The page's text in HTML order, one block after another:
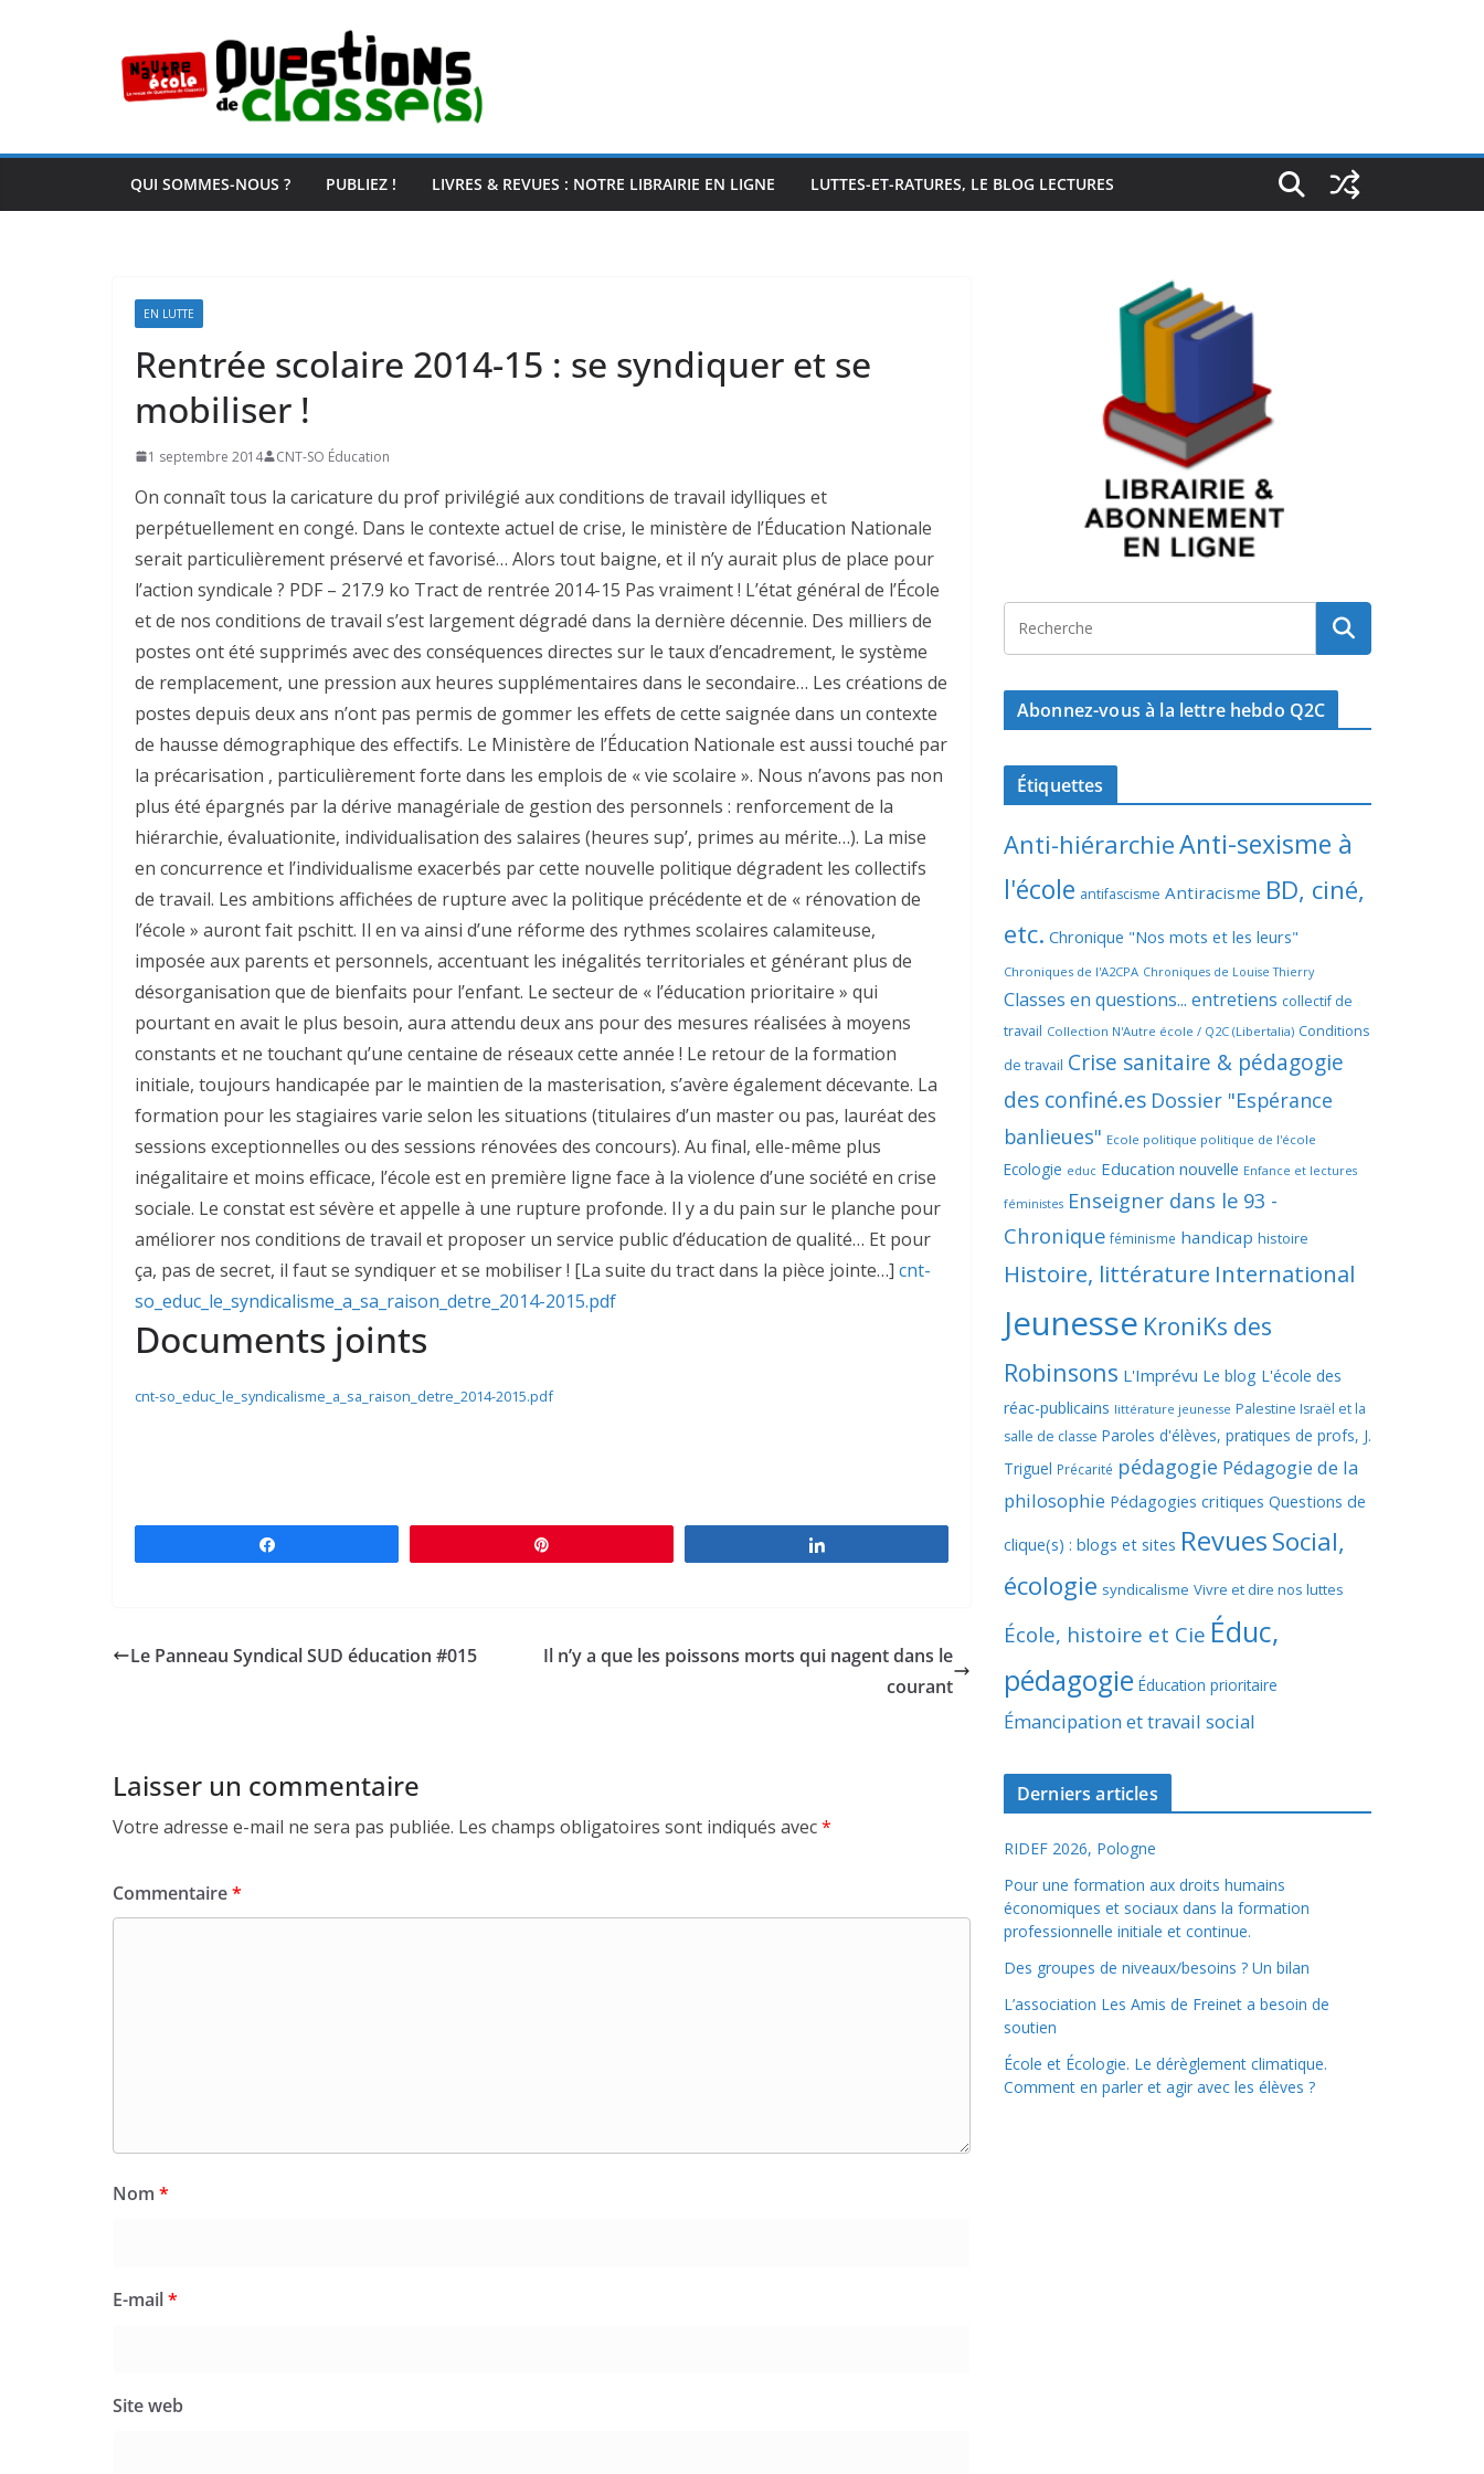
QUI SOMMES-NOUS ? PUBLIEZ ! LIVRES & REVUES : NOTRE LIBRAIRIE EN LIGNE LUTTES-ET-RATURES, LE BLOG LECTURES
EN LUTTE
Rentrée scolaire 2014-15 : se syndiquer et se
mobiliser !
1 septembre 2014 CNT-SO Éducation
On connaît tous la caricature du prof privilégié aux conditions de travail idylliques et
perpétuellement en congé. Dans le contexte actuel de crise, le ministère de l’Éducation Nationale
serait particulièrement préservé et favorisé… Alors tout baigne, et il n’y aurait plus de place pour
l’action syndicale ? PDF – 217.9 ko Tract de rentrée 2014-15 Pas vraiment ! L’état général de l’École
et de nos conditions de travail s’est largement dégradé dans la dernière décennie. Des milliers de
postes ont été supprimés avec des conséquences directes sur le taux d’encadrement, le système
de remplacement, une pression aux heures supplémentaires dans le secondaire… Les créations de
postes depuis deux ans n’ont pas permis de gommer les effets de cette saignée dans un contexte
de hausse démographique des effectifs. Le Ministère de l’Éducation Nationale est aussi touché par
la précarisation , particulièrement forte dans les emplois de « vie scolaire ». Nous n’avons pas non
plus été épargnés par la dérive managériale de gestion des personnels : renforcement de la
hiérarchie, évaluationite, individualisation des salaires (heures sup’, primes au mérite…). La mise
en concurrence et l’individualisme exacerbés par cette nouvelle politique dégradent les collectifs
de travail. Les ambitions affichées de rupture avec la politique précédente et de « rénovation de
l’école » auront fait pschitt. Il en va ainsi d’une réforme des rythmes scolaires calamiteuse,
imposée aux parents et personnels, accentuant les inégalités territoriales et générant plus de
désorganisation que de bienfaits pour l’enfant. Le secteur de « l’éducation prioritaire » qui
pourtant en avait le plus besoin, aura attendu deux ans pour des mesures réalisées à moyens
constants et ne touchant qu’une centaine de réseaux cette année ! Le retour de la formation
initiale, toujours handicapée par le maintien de la masterisation, s’avère également décevante. La
formation pour les stagiaires varie selon les situations (titulaires d’un master ou pas, lauréat des
sessions exceptionnelles ou des sessions rénovées des concours). Au final, elle-même plus
inégalitaire et moins efficace, l’école est en première ligne face à la violence d’une société en crise
sociale. Le constat est sévère et appelle à une rupture profonde. Il y a du pain sur le planche pour
améliorer nos conditions de travail et proposer un service public d’éducation de qualité… Et pour
ça, pas de secret, il faut se syndiquer et se mobiliser ! [La suite du tract dans la pièce jointe…] cnt-
so_educ_le_syndicalisme_a_sa_raison_detre_2014-2015.pdf
Documents joints
cnt-so_educ_le_syndicalisme_a_sa_raison_detre_2014-2015.pdf
Le Panneau Syndical SUD éducation #015
Il n’y a que les poissons morts qui nagent dans le
courant
Laisser un commentaire
Votre adresse e-mail ne sera pas publiée. Les champs obligatoires sont indiqués avec*
Commentaire*
Nom *
E-mail*
Site web
Abonnez-vous à la lettre hebdo Q2C
Étiquettes
Anti-hiérarchieAnti-sexisme à
l'école antifascisme Antiracisme BD, ciné,
etc. Chronique "Nos mots et les leurs"
Chroniques de l'A2CPA Chroniques de Louise Thierry
Classes en questions... entretiens collectif de
travail Collection N'Autre école / Q2C (Libertalia) Conditions
de travail Crise sanitaire & pédagogie
des confiné.es Dossier "Espérance
banlieues" Ecole politique politique de l'école
Ecologie educ Education nouvelle Enfance et lectures
féministes Enseigner dans le 93 -
Chronique féminisme handicap histoire
Histoire, littérature International
Jeunesse KroniKs des
Robinsons L'Imprévu Le blog L'école des
réac-publicains littérature jeunesse Palestine Israël et la
salle de classe Paroles d'élèves, pratiques de profs, J.
Triguel Précarité pédagogie Pédagogie de la
philosophie Pédagogies critiques Questions de
clique(s) : blogs et sites RevuesSocial,
écologie syndicalisme Vivre et dire nos luttes
École, histoire et Cie Éduc,
pédagogie Éducation prioritaire
Émancipation et travail social
Derniers articles
RIDEF 2026, Pologne
Pour une formation aux droits humains
économiques et sociaux dans la formation
professionnelle initiale et continue.
Des groupes de niveaux/besoins ? Un bilan
L’association Les Amis de Freinet a besoin de
soutien
École et Écologie. Le dérèglement climatique.
Comment en parler et agir avec les élèves ?